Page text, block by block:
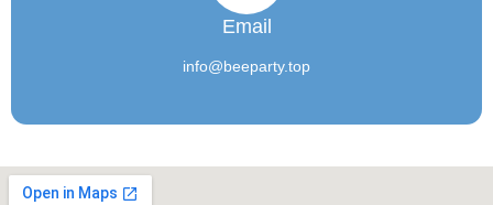
Email
info@beeparty.top